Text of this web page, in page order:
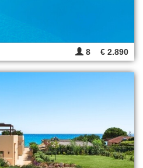
8 € 2.890